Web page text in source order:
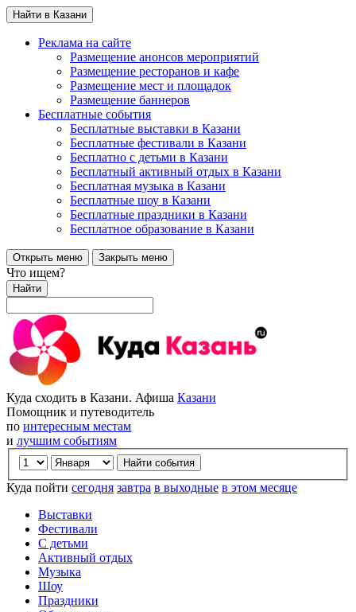
Найти в Казани
Реклама на сайте
Размещение анонсов мероприятий
Размещение ресторанов и кафе
Размещение мест и площадок
Размещение баннеров
Бесплатные события
Бесплатные выставки в Казани
Бесплатные фестивали в Казани
Бесплатно с детьми в Казани
Бесплатный активный отдых в Казани
Бесплатная музыка в Казани
Бесплатные шоу в Казани
Бесплатные праздники в Казани
Бесплатное образование в Казани
Открыть меню Закрыть меню
Что ищем?
Найти
Куда сходить в Казани. Афиша Казани
Помощник и путеводитель
по интересным местам
и лучшим событиям
Куда пойти сегодня завтра в выходные в этом месяце
Выставки
Фестивали
С детьми
Активный отдых
Музыка
Шоу
Праздники